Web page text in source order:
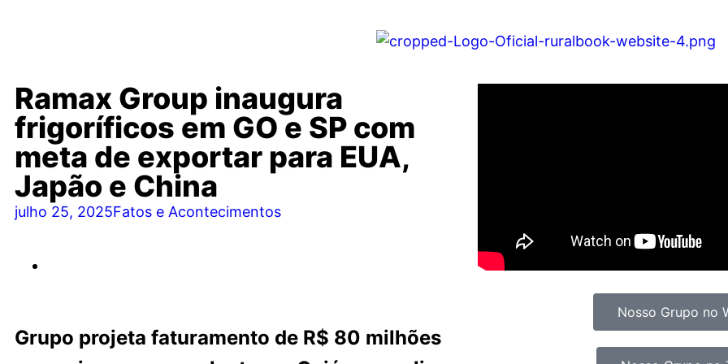
Ramax Group inaugura
frigoríficos em GO e SP com
meta de exportar para EUA,
Japão e China
julho 25, 2025Fatos e Acontecimentos
Grupo projeta faturamento de R$ 80 milhões
Nosso Grupo no